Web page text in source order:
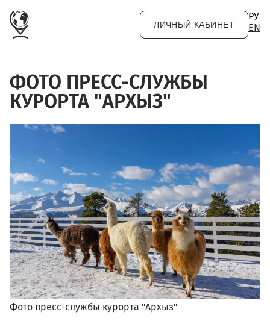
ЛИЧНЫЙ КАБИНЕТ
РУ
EN
ФОТО ПРЕСС-СЛУЖБЫ
КУРОРТА "АРХЫЗ"
Фото пресс-службы курорта "Архыз"